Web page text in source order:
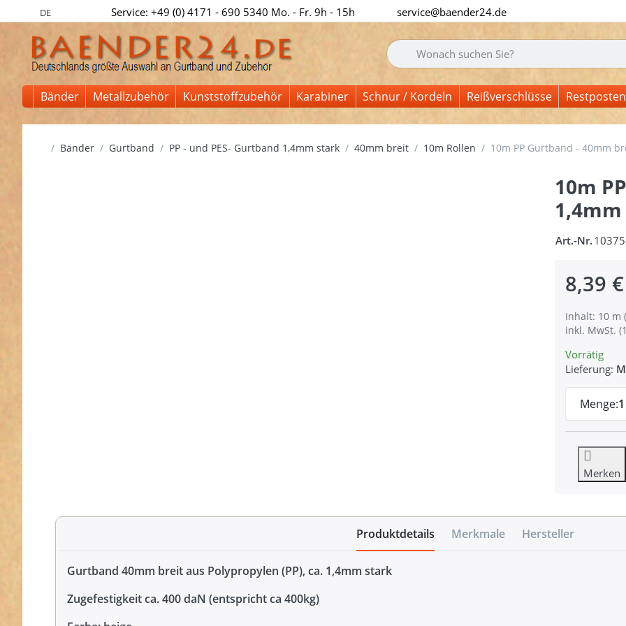
DE Service: +49 (0) 4171 - 690 5340 Mo. - Fr. 9h - 15h service@baender24.de
Geben Sie einen Suchbegriff ein. Während Sie
Bänder Metallzubehör Kunststoffzubehör Karabiner Schnur / Kordeln Reißverschlüsse Restposten
Startseite
Bänder Gurtband PP - und PES- Gurtband 1,4mm stark 40mm breit 10m Rollen 10m PP Gurtband - 40mm
10m
Art.-Nr.
8,39 €
Inhalt: 10 m
inkl. MwSt.
Vorrätig
Lieferung:
Menge:1
Merken
Produktdetails Merkmale Hersteller
Gurtband 40mm breit aus Polypropylen (PP), ca. 1,4mm stark
Zugefestigkeit ca. 400 daN (entspricht ca 400kg)